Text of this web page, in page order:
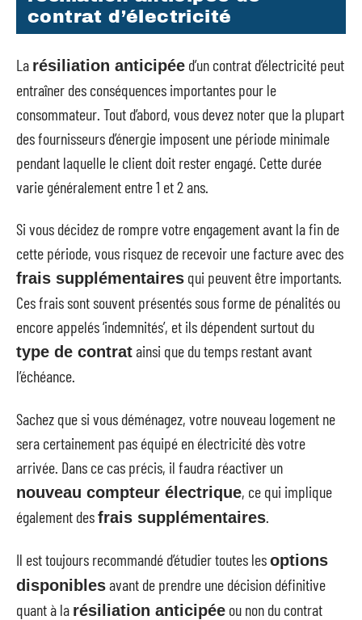
contrat d’électricité
La résiliation anticipée d’un contrat d’électricité peut
entraîner des conséquences importantes pour le
consommateur. Tout d’abord, vous devez noter que la plupart
des fournisseurs d’énergie imposent une période minimale
pendant laquelle le client doit rester engagé. Cette durée
varie généralement entre 1 et 2 ans.
Si vous décidez de rompre votre engagement avant la fin de
cette période, vous risquez de recevoir une facture avec des
frais supplémentaires qui peuvent être importants.
Ces frais sont souvent présentés sous forme de pénalités ou
encore appelés ‘indemnités’, et ils dépendent surtout du
type de contratainsi que du temps restant avant
l’échéance.
Sachez que si vous déménagez, votre nouveau logement ne
sera certainement pas équipé en électricité dès votre
arrivée. Dans ce cas précis, il faudra réactiver un
nouveau compteur électrique, ce qui implique
également desfrais supplémentaires
Il est toujours recommandé d’étudier toutes lesoptions
disponiblesavant de prendre une décision définitive
quant à la résiliation anticipée ou non du contrat